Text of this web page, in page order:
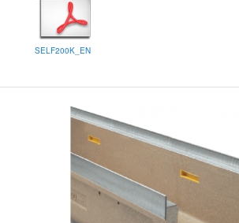
SELF200K_EN